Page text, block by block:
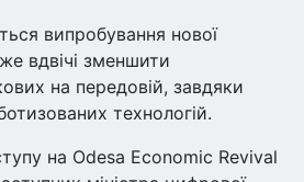
випробування нової
вдвічі зменшити
на передовій, завдяки
технологій.
на Odesa Economic Revival